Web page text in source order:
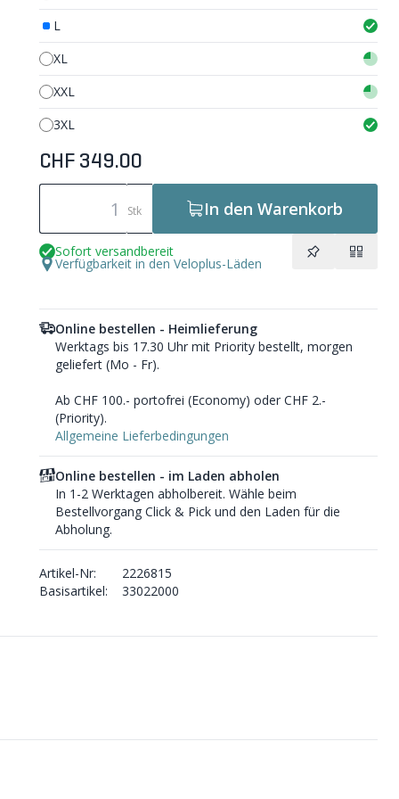
L
XL
XXL
3XL
CHF 349.00
Stk In den Warenkorb
Sofort versandbereit
Verfügbarkeit in den Veloplus-Läden
Online bestellen - Heimlieferung
Werktags bis 17.30 Uhr mit Priority bestellt, morgen
geliefert (Mo - Fr).
Ab CHF 100.- portofrei (Economy) oder CHF 2.-
(Priority).
Allgemeine Lieferbedingungen
Online bestellen - im Laden abholen
In 1-2 Werktagen abholbereit. Wähle beim
Bestellvorgang Click & Pick und den Laden für die
Abholung.
Artikel-Nr:
2226815
Basisartikel:
33022000